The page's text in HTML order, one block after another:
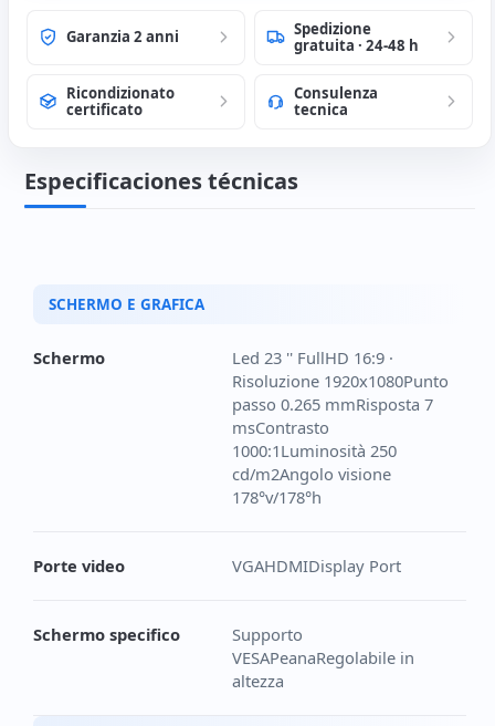
Garanzia 2 anni
Spedizione
gratuita · 24-48 h
Ricondizionato
certificato
Consulenza
tecnica
Especificaciones técnicas
SCHERMO E GRAFICA
Schermo
Led 23 '' FullHD 16:9 ·
Risoluzione 1920x1080Punto
passo 0.265 mmRisposta 7
msContrasto
1000:1Luminosità 250
cd/m2Angolo visione
178°v/178°h
Porte video VGAHDMIDisplay Port
Schermo specifico
Supporto
VESAPeanaRegolabile in
altezza